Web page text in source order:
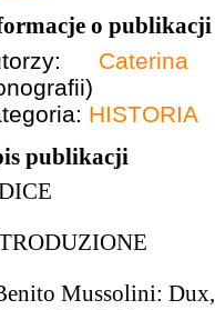
o publikacji
Caterina
HISTORIA
publikacji
Mussolini: